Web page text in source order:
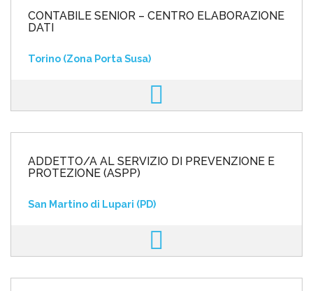
CONTABILE SENIOR – CENTRO ELABORAZIONE
DATI
Torino (Zona Porta Susa)
ADDETTO/A AL SERVIZIO DI PREVENZIONE E
PROTEZIONE (ASPP)
San Martino di Lupari (PD)